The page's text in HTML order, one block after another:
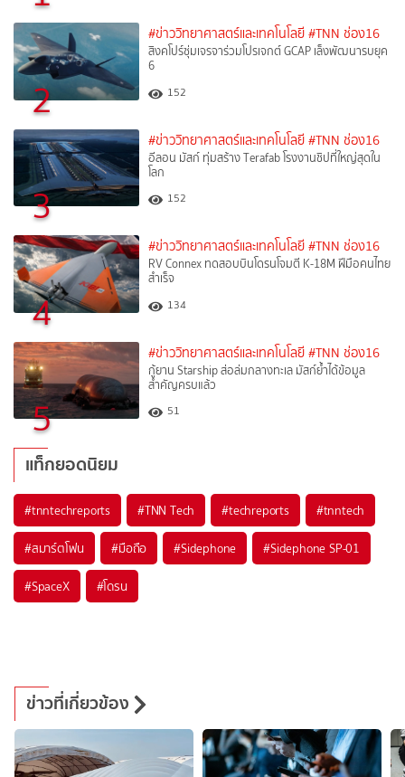
2
#ข่าววิทยาศาสตร์และเทคโนโลยี #TNN ช่อง16
สิงคโปร์ซุ่มเจรจาร่วมโปรเจกต์ GCAP เล็งพัฒนารบยุค
6
152
3
#ข่าววิทยาศาสตร์และเทคโนโลยี #TNN ช่อง16
อีลอน มัสก์ ทุ่มสร้าง Terafab โรงงานชิปที่ใหญ่สุดใน
โลก
152
4
#ข่าววิทยาศาสตร์และเทคโนโลยี #TNN ช่อง16
RV Connex ทดสอบบินโดรนโจมตี K-18M ฝีมือคนไทย
สำเร็จ
134
5
#ข่าววิทยาศาสตร์และเทคโนโลยี #TNN ช่อง16
กู้ยาน Starship ส่อล่มกลางทะเล มัสก์ย้ำได้ข้อมูล
สำคัญครบแล้ว
51
แท็กยอดนิยม
#tnntechreports #TNN Tech #techreports #tnntech
#สมาร์ตโฟน #มือถือ #Sidephone #Sidephone SP-01
#SpaceX #โดรน
ข่าวที่เกี่ยวข้อง